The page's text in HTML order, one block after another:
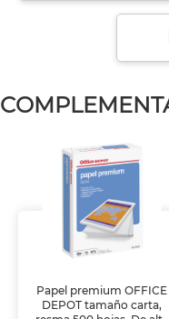
Papel premium OFFICE
DEPOT tamaño carta,